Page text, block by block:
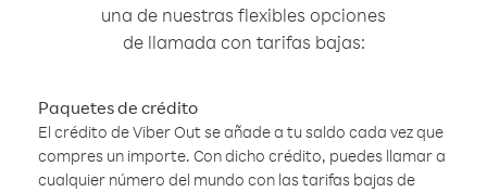
una de nuestras flexibles opciones
de llamada con tarifas bajas:
Paquetes de crédito
El crédito de Viber Out se añade a tu saldo cada vez que
compres un importe. Con dicho crédito, puedes llamar a
cualquier número del mundo con las tarifas bajas de